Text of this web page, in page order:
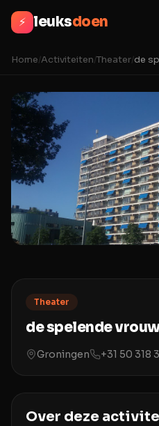
⚡ leuksdoen
Home/Activiteiten/Theater/de
Theater
de spelende
Groningen +31 50 318
Over deze